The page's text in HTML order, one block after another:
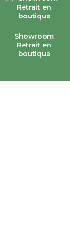
Showroom
Retrait en
boutique